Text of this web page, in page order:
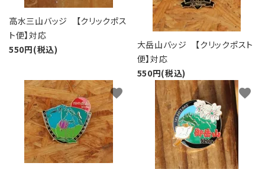
高水三山バッジ 【クリックポス
ト便】対応
550円(税込)
大岳山バッジ 【クリックポスト
便】対応
550円(税込)
favorite favorite